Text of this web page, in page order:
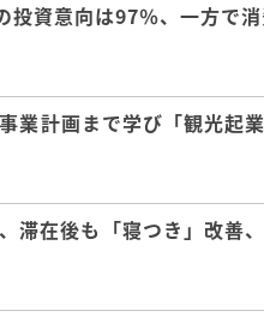
投資意向は97％、一方
業計画まで学び「観光
滞在後も「寝つき」改善